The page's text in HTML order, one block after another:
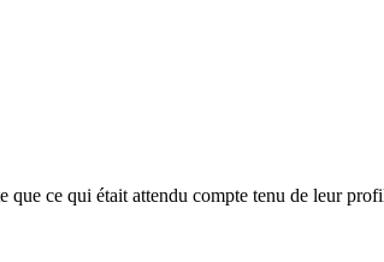
que ce qui était attendu compte tenu de leur